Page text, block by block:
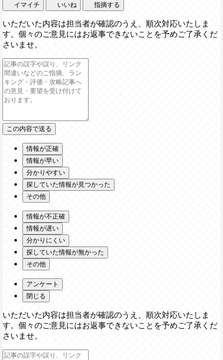
イマイチ いいね 指摘する
いただいた内容は担当者が確認のうえ、順次対応いたしま
す。個々のご意見にはお返事できないことを予めご了承くだ
さいませ。
情報が正確
情報が早い
分かりやすい
探していた情報が見つかった
その他
情報が不正確
情報が遅い
分かりにくい
探していた情報が無かった
その他
アンケート
閉じる
いただいた内容は担当者が確認のうえ、順次対応いたしま
す。個々のご意見にはお返事できないことを予めご了承くだ
さいませ。